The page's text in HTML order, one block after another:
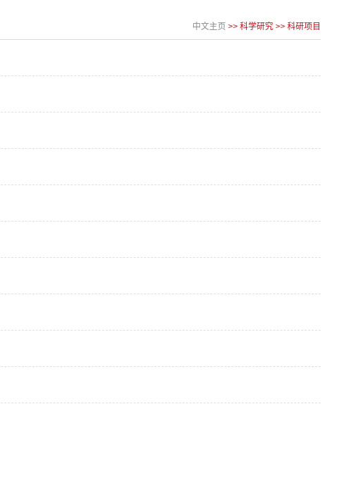
中文主页 >> 科学研究 >> 科研项目